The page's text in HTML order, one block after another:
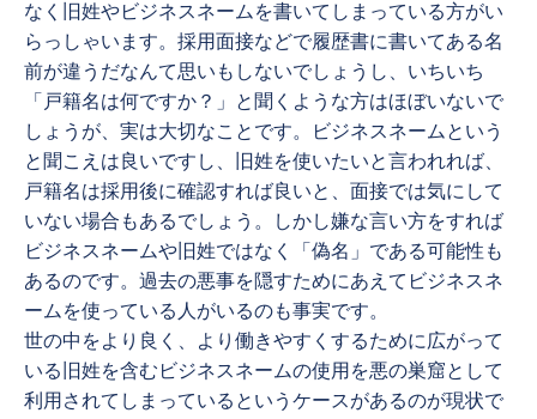
なく旧姓やビジネスネームを書いてしまっている方がい
らっしゃいます。採用面接などで履歴書に書いてある名
前が違うだなんて思いもしないでしょうし、いちいち
「戸籍名は何ですか？」と聞くような方はほぼいないで
しょうが、実は大切なことです。ビジネスネームという
と聞こえは良いですし、旧姓を使いたいと言われれば、
戸籍名は採用後に確認すれば良いと、面接では気にして
いない場合もあるでしょう。しかし嫌な言い方をすれば
ビジネスネームや旧姓ではなく「偽名」である可能性も
あるのです。過去の悪事を隠すためにあえてビジネスネ
ームを使っている人がいるのも事実です。
世の中をより良く、より働きやすくするために広がって
いる旧姓を含むビジネスネームの使用を悪の巣窟として
利用されてしまっているというケースがあるのが現状で